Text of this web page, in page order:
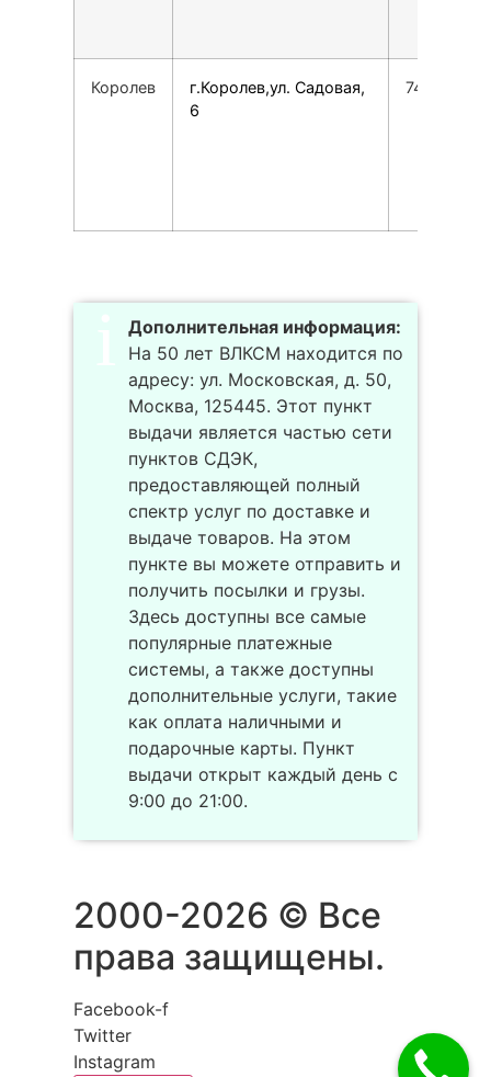
Королев
г.Королев,ул. Садовая,
6
Дополнительная информация:
На 50 лет ВЛКСМ находится по
адресу: ул. Московская, д. 50,
Москва, 125445. Этот пункт
выдачи является частью сети
пунктов СДЭК,
предоставляющей полный
спектр услуг по доставке и
выдаче товаров. На этом
пункте вы можете отправить и
получить посылки и грузы.
Здесь доступны все самые
популярные платежные
системы, а также доступны
дополнительные услуги, такие
как оплата наличными и
подарочные карты. Пункт
выдачи открыт каждый день с
9:00 до 21:00.
2000-2026 © Все
права защищены.
Facebook-f
Twitter
Instagram